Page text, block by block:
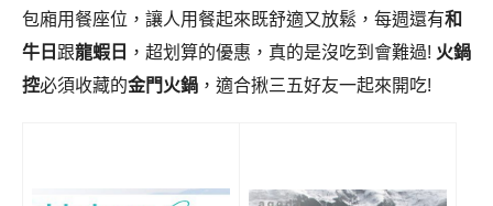
包廂用餐座位，讓人用餐起來既舒適又放鬆 ，每週還有和
牛日 跟龍蝦日 ，超划算的優惠，真的是沒吃到會難過! 火鍋
控必須收藏的金門火鍋 ，適合揪三五好友一起來開吃!